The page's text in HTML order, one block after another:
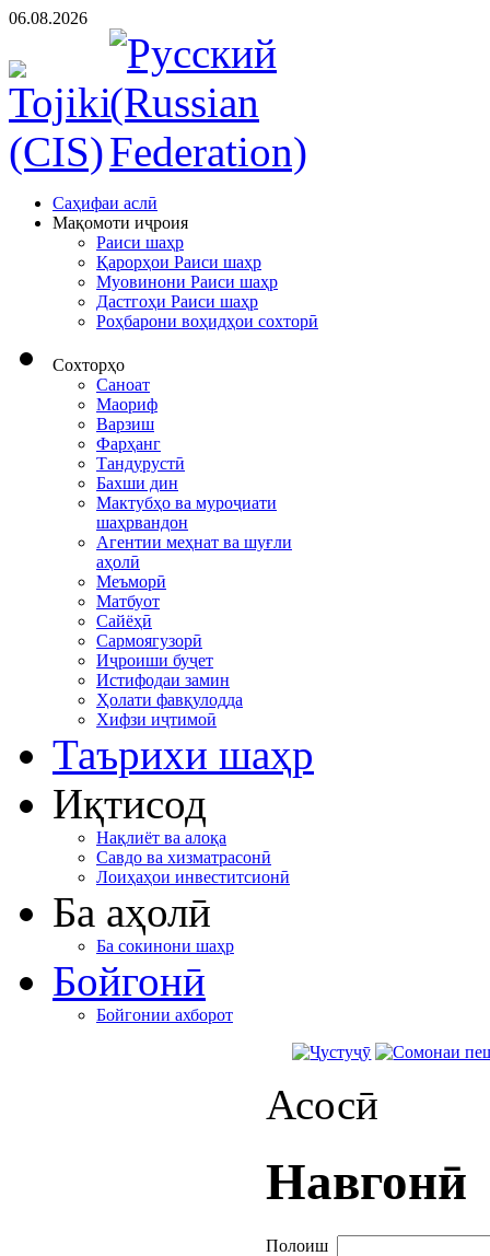
06.08.2026
Cаҳифаи аслӣ
Мақомоти иҷроия
Раиси шаҳр
Қарорҳои Раиси шаҳр
Муовинони Раиси шаҳр
Дастгоҳи Раиси шаҳр
Роҳбарони воҳидҳои сохторӣ
Сохторҳо
Саноат
Маориф
Варзиш
Фарҳанг
Тандурустӣ
Бахши дин
Мактубҳо ва муроҷиати
шаҳрвандон
Агентии меҳнат ва шуғли
аҳолӣ
Меъморӣ
Матбуот
Сайёҳӣ
Сармоягузорӣ
Иҷроиши буҷет
Истифодаи замин
Ҳолати фавқулодда
Хифзи иҷтимоӣ
Таърихи шаҳр
Иқтисод
Нақлиёт ва алоқа
Савдо ва хизматрасонӣ
Лоиҳаҳои инвеститсионӣ
Ба аҳолӣ
Ба сокинони шаҳр
Бойгонӣ
Бойгонии ахборот
Асосӣ
Навгонӣ
Полоиш